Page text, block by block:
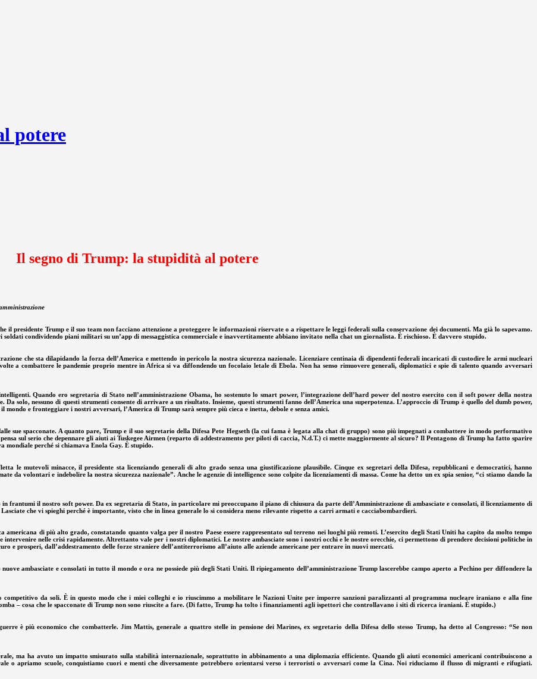
potere
Il segno di Trump: la stupidità al potere
presidente Trump e il suo team non facciano attenzione a proteggere le informazioni riservate o a rispettare le leggi federali sulla conservazione dei documenti. Ma già lo sapevamo.
condividendo piani militari su un’app di messaggistica commerciale e inavvertitamente abbiano invitato nella chat un giornalista. È rischioso. È davvero stupido.
che sta dilapidando la forza dell’America e mettendo in pericolo la nostra sicurezza nazionale. Licenziare centinaia di dipendenti federali incaricati di custodire le armi nucleari
a combattere le pandemie proprio mentre in Africa si va diffondendo un focolaio letale di Ebola. Non ha senso rimuovere generali, diplomatici e spie di talento quando avversari
Quando ero segretaria di Stato nell’amministrazione Obama, ho sostenuto lo smart power, l’integrazione dell’hard power del nostro esercito con il soft power della nostra
Da solo, nessuno di questi strumenti consente di arrivare a un risultato. Insieme, questi strumenti fanno dell’America una superpotenza. L’approccio di Trump è quello del dumb power,
e fronteggiare i nostri avversari, l’America di Trump sarà sempre più cieca e inetta, debole e senza amici.
sue spacconate. A quanto pare, Trump e il suo segretario della Difesa Pete Hegseth (la cui fama è legata alla chat di gruppo) sono più impegnati a combattere in modo performativo
sul serio che depennare gli aiuti ai Tuskegee Airmen (reparto di addestramento per piloti di caccia, N.d.T.) ci mette maggiormente al sicuro? Il Pentagono di Trump ha fatto sparire
mondiale perché si chiamava Enola Gay. È stupido.
le mutevoli minacce, il presidente sta licenziando generali di alto grado senza una giustificazione plausibile. Cinque ex segretari della Difesa, repubblicani e democratici, hanno
da volontari e indebolire la nostra sicurezza nazionale”. Anche le agenzie di intelligence sono colpite da licenziamenti di massa. Come ha detto un ex spia senior, “ci stiamo dando la
in frantumi il nostro soft power. Da ex segretaria di Stato, in particolare mi preoccupano il piano di chiusura da parte dell’Amministrazione di ambasciate e consolati, il licenziamento di
che vi spieghi perché è importante, visto che in linea generale lo si considera meno rilevante rispetto a carri armati e cacciabombardieri.
di più alto grado, constatando quanto valga per il nostro Paese essere rappresentato sul terreno nei luoghi più remoti. L’esercito degli Stati Uniti ha capito da molto tempo
intervenire nelle crisi rapidamente. Altrettanto vale per i nostri diplomatici. Le nostre ambasciate sono i nostri occhi e le nostre orecchie, ci permettono di prendere decisioni politiche in
e prosperi, dall’addestramento delle forze straniere dell’antiterrorismo all’aiuto alle aziende americane per entrare in nuovi mercati.
ambasciate e consolati in tutto il mondo e ora ne possiede più degli Stati Uniti. Il ripiegamento dell’amministrazione Trump lascerebbe campo aperto a Pechino per diffondere la
da soli. È in questo modo che i miei colleghi e io riuscimmo a mobilitare le Nazioni Unite per imporre sanzioni paralizzanti al programma nucleare iraniano e alla fine
– cosa che le spacconate di Trump non sono riuscite a fare. (Di fatto, Trump ha tolto i finanziamenti agli ispettori che controllavano i siti di ricerca iraniani. È stupido.)
è più economico che combatterle. Jim Mattis, generale a quattro stelle in pensione dei Marines, ex segretario della Difesa dello stesso Trump, ha detto al Congresso: “Se non
ma ha avuto un impatto smisurato sulla stabilità internazionale, soprattutto in abbinamento a una diplomazia efficiente. Quando gli aiuti economici americani contribuiscono a
o apriamo scuole, conquistiamo cuori e menti che diversamente potrebbero orientarsi verso i terroristi o avversari come la Cina. Noi riduciamo il flusso di migranti e rifugiati.